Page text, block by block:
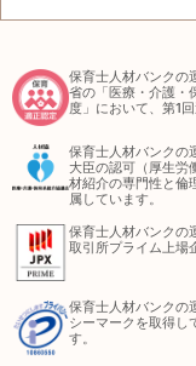
保育士人材バンクの
省の「医療・介護・
度」において、第1
保育士人材バンクの
大臣の認可（厚生労
材紹介の専門性と倫
属しています。
保育士人材バンクの
取引所プライム上場
保育士人材バンクの
シーマークを取得し
す。